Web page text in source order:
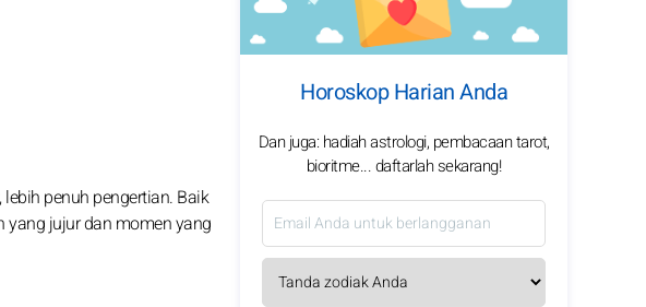
penuh pengertian. Baik
yang jujur dan momen yang
Horoskop Harian Anda
Dan juga: hadiah astrologi, pembacaan tarot,
bioritme... daftarlah sekarang!